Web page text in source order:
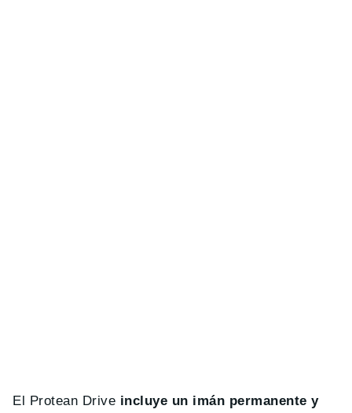
El Protean Drive incluye un imán permanente y